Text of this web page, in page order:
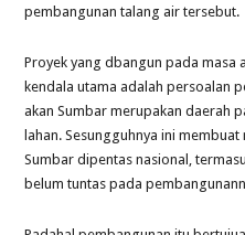
pembangunan talang air tersebut.
Proyek yang dbangun pada masa
kendala utama adalah persoalan
akan Sumbar merupakan daerah
lahan. Sesungguhnya ini
Sumbar dipentas nasional,
belum tuntas pada